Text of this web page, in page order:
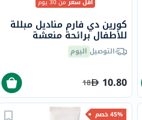
كورين دي فارم مناديل مبللة
للأطفال برائحة منعشة
وطبيعية حزمة من 70
التوصيل اليوم
10.80
18
45% خصم